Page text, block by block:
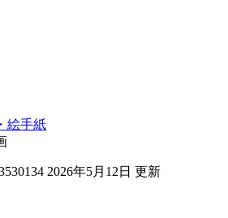
絵手紙
2026年5月12日 更新